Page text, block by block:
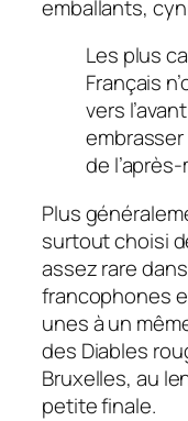
emballants,
Les plus
Français
vers
de l’après-
Plus
surtout choisi
assez rare
francophones
unes à un
des Diables
Bruxelles, au
petite finale.